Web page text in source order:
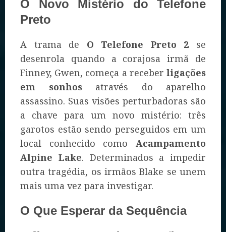
O Novo Mistério do Telefone
Preto
A trama de O Telefone Preto 2 se
desenrola quando a corajosa irmã de
Finney, Gwen, começa a receber ligações
em sonhosatravés do aparelho
assassino. Suas visões perturbadoras são
a chave para um novo mistério: três
garotos estão sendo perseguidos em um
local conhecido como Acampamento
Alpine Lake. Determinados a impedir
outra tragédia, os irmãos Blake se unem
mais uma vez para investigar.
O Que Esperar da Sequência